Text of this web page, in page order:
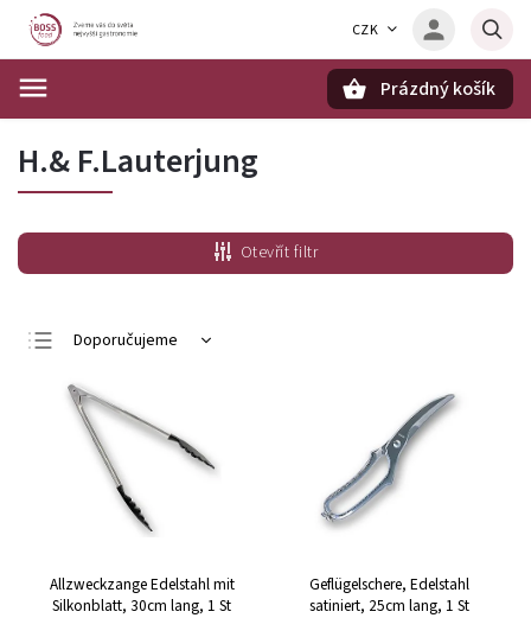
CZK
Prázdný košík
H.& F.Lauterjung
Otevřít filtr
Doporučujeme
Nejlevnější
Nejdražší
Nejprodávanější
Abecedně
Allzweckzange Edelstahl mit
Silkonblatt, 30cm lang, 1 St
Geflügelschere, Edelstahl
satiniert, 25cm lang, 1 St